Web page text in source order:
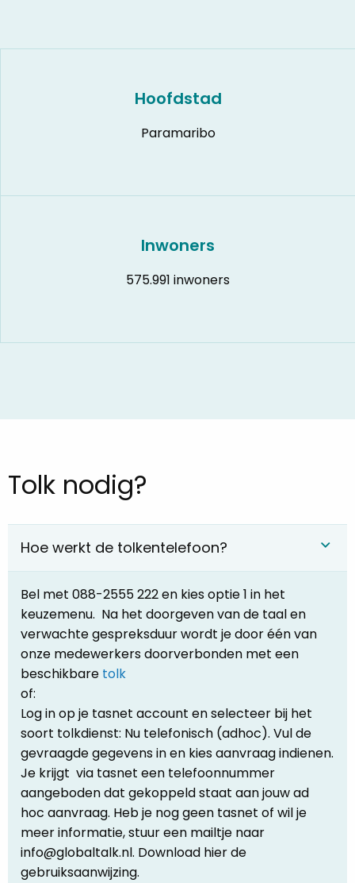
Hoofdstad
Paramaribo
Inwoners
575.991 inwoners
Tolk nodig?
Hoe werkt de tolkentelefoon?
Bel met 088-2555 222 en kies optie 1 in het
keuzemenu. Na het doorgeven van de taal en
verwachte gespreksduur wordt je door één van
onze medewerkers doorverbonden met een
beschikbare tolk
of:
Log in op je tasnet account en selecteer bij het
soort tolkdienst: Nu telefonisch (adhoc). Vul de
gevraagde gegevens in en kies aanvraag indienen.
Je krijgt via tasnet een telefoonnummer
aangeboden dat gekoppeld staat aan jouw ad
hoc aanvraag. Heb je nog geen tasnet of wil je
meer informatie, stuur een mailtje naar
info@globaltalk.nl. Download hier de
gebruiksaanwijzing.